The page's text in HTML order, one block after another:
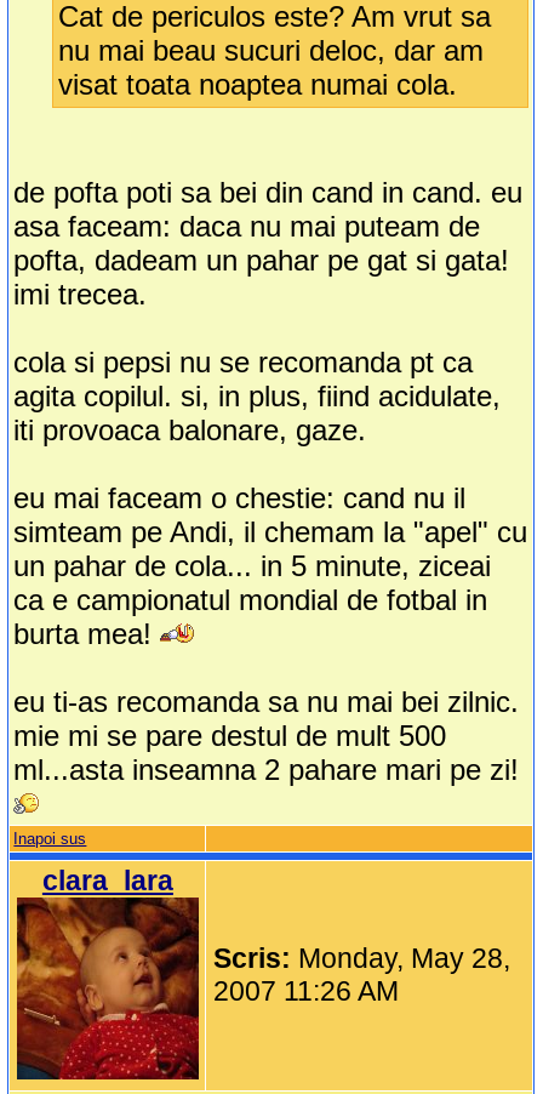
Cat de periculos este? Am vrut sa
nu mai beau sucuri deloc, dar am
visat toata noaptea numai cola.
de pofta poti sa bei din cand in cand. eu
asa faceam: daca nu mai puteam de
pofta, dadeam un pahar pe gat si gata!
imi trecea.
cola si pepsi nu se recomanda pt ca
agita copilul. si, in plus, fiind acidulate,
iti provoaca balonare, gaze.
eu mai faceam o chestie: cand nu il
simteam pe Andi, il chemam la "apel" cu
un pahar de cola... in 5 minute, ziceai
ca e campionatul mondial de fotbal in
burta mea!
eu ti-as recomanda sa nu mai bei zilnic.
mie mi se pare destul de mult 500
ml...asta inseamna 2 pahare mari pe zi!
Inapoi sus
clara_lara
Scris: Monday, May 28,
2007 11:26 AM